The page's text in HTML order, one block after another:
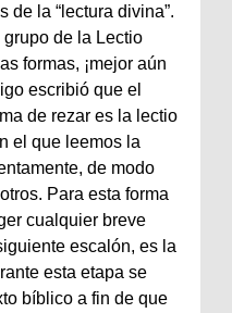
de la “lectura divina”.
de la Lectio
formas, ¡mejor aún
escribió que el
de rezar es la lectio
el que leemos la
de modo
Para esta forma
cualquier breve
escalón, es la
esta etapa se
bíblico a fin de que